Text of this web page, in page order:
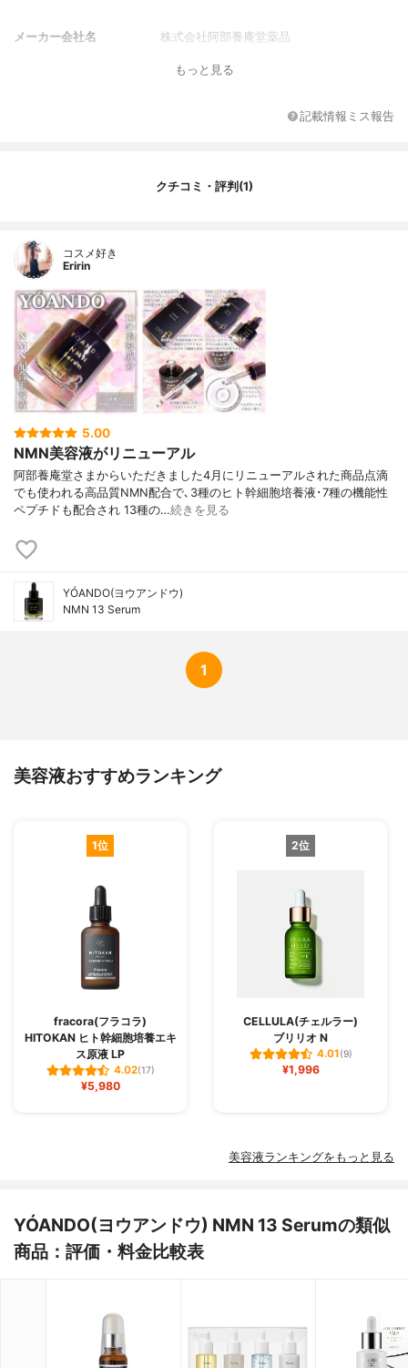
メーカー会社名 株式会社阿部養庵堂薬品
もっと見る
記載情報ミス報告
クチコミ・評判(1)
コスメ好き
Eririn
5.00
NMN美容液がリニューアル
阿部養庵堂さまからいただきました4月にリニューアルされた商品点滴
でも使われる高品質NMN配合で､3種のヒト幹細胞培養液･7種の機能性
ペプチドも配合され 13種の…続きを見る
YÓANDO(ヨウアンドウ)
NMN 13 Serum
1
美容液おすすめランキング
1位
fracora(フラコラ)
HITOKAN ヒト幹細胞培養エキ
ス原液 LP
4.02(17)
¥5,980
2位
CELLULA(チェルラー)
ブリリオ N
4.01(9)
¥1,996
美容液ランキングをもっと見る
YÓANDO(ヨウアンドウ) NMN 13 Serumの類似
商品：評価・料金比較表